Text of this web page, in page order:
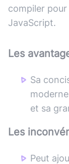
compiler
JavaScript.
Les
Sa
et sa
Les
Peut